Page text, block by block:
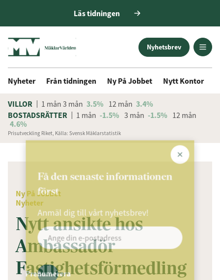
Läs tidningen
Nyhetsbrev
Nyheter Från tidningen Ny På Jobbet Nytt Kontor
VILLOR 1 mån 3 mån 3.5% 12 mån 3.4%
BOSTADSRÄTTER
1 mån -1.5% 3 mån -1.5% 12 mån
4.6%
Prisutveckling Riket, Källa: Svensk Mäklarstatistik
ANNONS
Ny På Jobbet
Nyheter
Nytt ansikte hos
Ambassadör
Fastighetsförmedling
Få den senaste informationen
först
Anmäl dig till vårt nyhetsbrev!
Prenumerera